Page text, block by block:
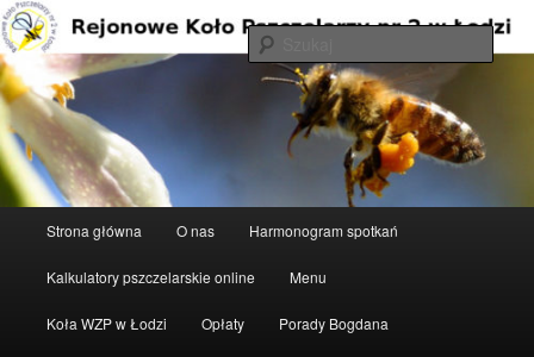
Przeskocz
do
tekstu
Rejonowe Koło Pszczelarzy nr 2 w
Łodzi
Strona główna O nas Harmonogram spotkań
Kalkulatory pszczelarskie online Menu
Koła WZP w Łodzi Opłaty Porady Bogdana